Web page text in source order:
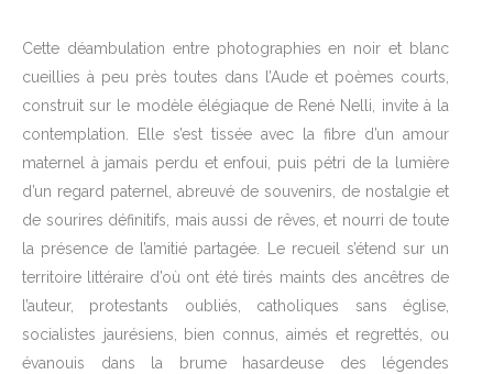
Cette déambulation entre photographies en noir et blanc
cueillies à peu près toutes dans l’Aude et poèmes courts,
construit sur le modèle élégiaque de René Nelli, invite à la
contemplation. Elle s’est tissée avec la fibre d’un amour
maternel à jamais perdu et enfoui, puis pétri de la lumière
d’un regard paternel, abreuvé de souvenirs, de nostalgie et
de sourires définitifs, mais aussi de rêves, et nourri de toute
la présence de l’amitié partagée. Le recueil s’étend sur un
territoire littéraire d’où ont été tirés maints des ancêtres de
l’auteur, protestants oubliés, catholiques sans église,
socialistes jaurésiens, bien connus, aimés et regrettés, ou
évanouis dans la brume hasardeuse des légendes